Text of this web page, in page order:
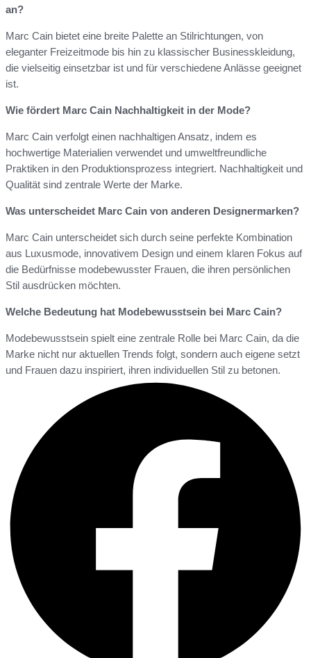
an?
Marc Cain bietet eine breite Palette an Stilrichtungen, von
eleganter Freizeitmode bis hin zu klassischer Businesskleidung,
die vielseitig einsetzbar ist und für verschiedene Anlässe geeignet
ist.
Wie fördert Marc Cain Nachhaltigkeit in der Mode?
Marc Cain verfolgt einen nachhaltigen Ansatz, indem es
hochwertige Materialien verwendet und umweltfreundliche
Praktiken in den Produktionsprozess integriert. Nachhaltigkeit und
Qualität sind zentrale Werte der Marke.
Was unterscheidet Marc Cain von anderen Designermarken?
Marc Cain unterscheidet sich durch seine perfekte Kombination
aus Luxusmode, innovativem Design und einem klaren Fokus auf
die Bedürfnisse modebewusster Frauen, die ihren persönlichen
Stil ausdrücken möchten.
Welche Bedeutung hat Modebewusstsein bei Marc Cain?
Modebewusstsein spielt eine zentrale Rolle bei Marc Cain, da die
Marke nicht nur aktuellen Trends folgt, sondern auch eigene setzt
und Frauen dazu inspiriert, ihren individuellen Stil zu betonen.